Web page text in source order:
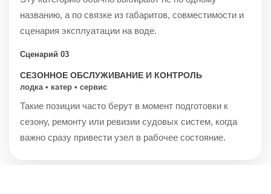
названию, а по связке из габаритов, совместимости и
сценария эксплуатации на воде.
Сценарий 03
СЕЗОННОЕ ОБСЛУЖИВАНИЕ И КОНТРОЛЬ
лодка • катер • сервис
Такие позиции часто берут в момент подготовки к
сезону, ремонту или ревизии судовых систем, когда
важно сразу привести узел в рабочее состояние.